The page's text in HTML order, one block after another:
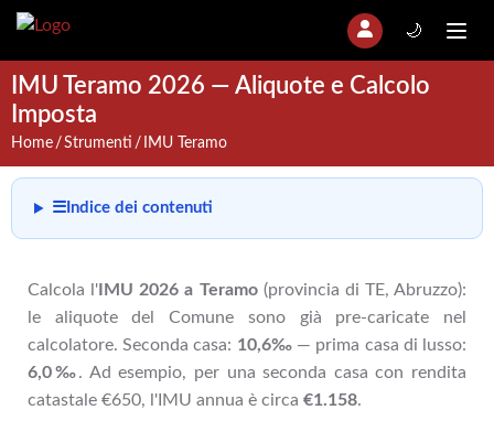
🌙
IMU Teramo 2026 — Aliquote e Calcolo
Imposta
Home Strumenti IMU Teramo
☰ Indice dei contenuti
Calcola l' IMU 2026 a Teramo(provincia di TE, Abruzzo):
le aliquote del Comune sono già pre-caricate nel
calcolatore. Seconda casa: 10,6‰ — prima casa di lusso:
6,0‰. Ad esempio, per una seconda casa con rendita
catastale €650, l'IMU annua è circa €1.158.